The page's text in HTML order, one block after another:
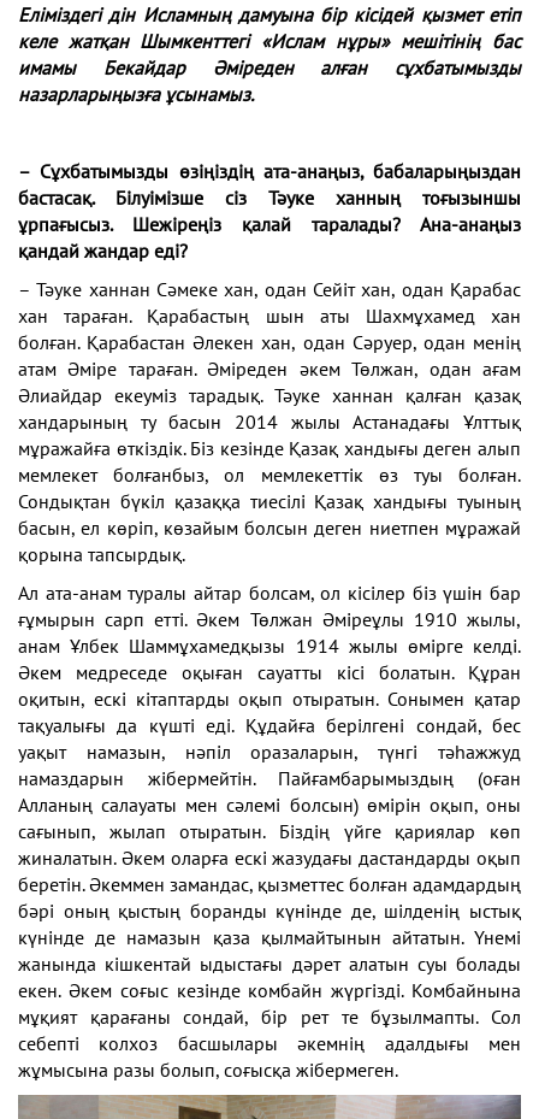
Еліміздегі дін Исламның дамуына бір кісідей қызмет етіп
келе жатқан Шымкенттегі «Ислам нұры» мешітінің бас
имамы
Бекайдар Әміреден алған сұхбатымызды
назарларыңызға ұсынамыз.
– Сұхбатымызды өзіңіздің ата-анаңыз, бабаларыңыздан
бастасақ. Білуімізше сіз Тәуке ханның тоғызыншы
ұрпағысыз. Шежіреңіз қалай таралады? Ана-анаңыз
қандай жандар еді?
– Тәуке ханнан Сәмеке хан, одан Сейіт хан, одан Қарабас
хан тараған. Қарабастың шын аты Шахмұхамед хан
болған. Қарабастан Әлекен хан, одан Сәруер, одан менің
атам Әміре тараған. Әміреден әкем Төлжан, одан ағам
Әлиайдар екеуміз тарадық. Тәуке ханнан қалған қазақ
хандарының ту басын 2014 жылы Астанадағы Ұлттық
мұражайға өткіздік. Біз кезінде Қазақ хандығы деген алып
мемлекет болғанбыз, ол мемлекеттік өз туы болған.
Сондықтан бүкіл қазаққа тиесілі Қазақ хандығы туының
басын, ел көріп, көзайым болсын деген ниетпен мұражай
қорына тапсырдық.
Ал ата-анам туралы айтар болсам, ол кісілер біз үшін бар
ғұмырын сарп етті. Әкем Төлжан Әміреұлы 1910 жылы,
анам Ұлбек Шаммұхамедқызы 1914 жылы өмірге келді.
Әкем медреседе оқыған сауатты кісі болатын. Құран
оқитын, ескі кітаптарды оқып отыратын. Сонымен қатар
тақуалығы да күшті еді. Құдайға берілгені сондай, бес
уақыт намазын, нәпіл оразаларын, түнгі тәһажжуд
намаздарын жібермейтін. Пайғамбарымыздың (оған
Алланың салауаты мен сәлемі болсын) өмірін оқып, оны
сағынып, жылап отыратын. Біздің үйге қариялар көп
жиналатын. Әкем оларға ескі жазудағы дастандарды оқып
беретін. Әкеммен замандас, қызметтес болған адамдардың
бәрі оның қыстың боранды күнінде де, шілденің ыстық
күнінде де намазын қаза қылмайтынын айтатын. Үнемі
жанында кішкентай ыдыстағы дәрет алатын суы болады
екен. Әкем соғыс кезінде комбайн жүргізді. Комбайнына
мұқият қарағаны сондай, бір рет те бұзылмапты. Сол
себепті колхоз басшылары әкемнің адалдығы мен
жұмысына разы болып, соғысқа жібермеген.